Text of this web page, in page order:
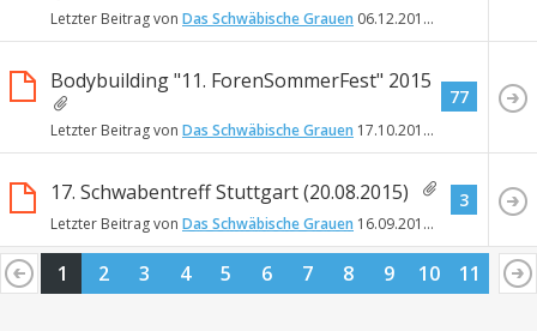
Letzter Beitrag von Das Schwäbische Grauen 06.12.2015
Bodybuilding "11. ForenSommerFest" 2015
Letzter Beitrag von Das Schwäbische Grauen 17.10.2015
77
17. Schwabentreff Stuttgart (20.08.2015)
Letzter Beitrag von Das Schwäbische Grauen 16.09.2015
3
1 2 3 4 5 6 7 8 9 10 11